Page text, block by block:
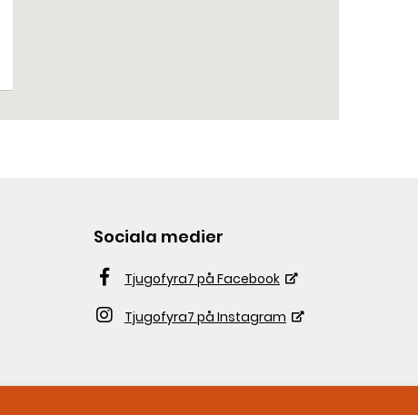
Sociala medier
Tjugofyra7 på Facebook
Tjugofyra7 på Instagram